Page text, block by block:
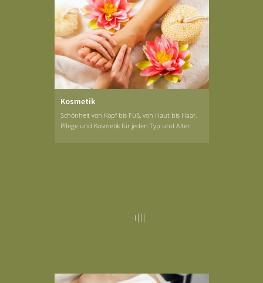
Kosmetik
Schönheit von Kopf bis Fuß, von Haut bis Haar.
Pflege und Kosmetik für jeden Typ und Alter.